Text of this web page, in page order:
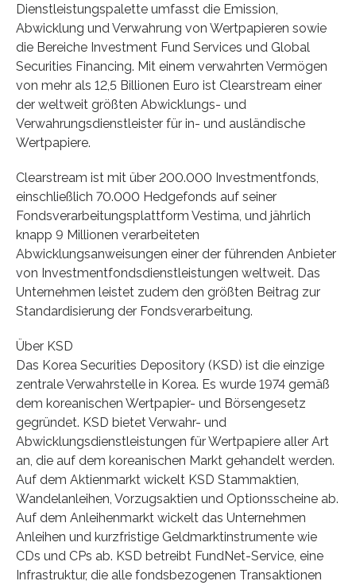
Dienstleistungspalette umfasst die Emission,
Abwicklung und Verwahrung von Wertpapieren sowie
die Bereiche Investment Fund Services und Global
Securities Financing. Mit einem verwahrten Vermögen
von mehr als 12,5 Billionen Euro ist Clearstream einer
der weltweit größten Abwicklungs- und
Verwahrungsdienstleister für in- und ausländische
Wertpapiere.
Clearstream ist mit über 200.000 Investmentfonds,
einschließlich 70.000 Hedgefonds auf seiner
Fondsverarbeitungsplattform Vestima, und jährlich
knapp 9 Millionen verarbeiteten
Abwicklungsanweisungen einer der führenden Anbieter
von Investmentfondsdienstleistungen weltweit. Das
Unternehmen leistet zudem den größten Beitrag zur
Standardisierung der Fondsverarbeitung.
Über KSD
Das Korea Securities Depository (KSD) ist die einzige
zentrale Verwahrstelle in Korea. Es wurde 1974 gemäß
dem koreanischen Wertpapier- und Börsengesetz
gegründet. KSD bietet Verwahr- und
Abwicklungsdienstleistungen für Wertpapiere aller Art
an, die auf dem koreanischen Markt gehandelt werden.
Auf dem Aktienmarkt wickelt KSD Stammaktien,
Wandelanleihen, Vorzugsaktien und Optionsscheine ab.
Auf dem Anleihenmarkt wickelt das Unternehmen
Anleihen und kurzfristige Geldmarktinstrumente wie
CDs und CPs ab. KSD betreibt FundNet-Service, eine
Infrastruktur, die alle fondsbezogenen Transaktionen